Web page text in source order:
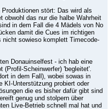
stört: Das wird als
obwohl das nur die halbe Wahrheit
in dem Fall die 4 Mädels von No
damit die Cues im richtigen
nicht sowieso komplett Timecode-
Donauinselfest - ich hab eine
Scheinwerfer) 'begleitet'.
in dem Fall), wobei sowas in
KI-Unterstützung probiert oder
die es bisher dafür gibt sind
genug und stolpern über
Live-Betrieb schnell mal hat und